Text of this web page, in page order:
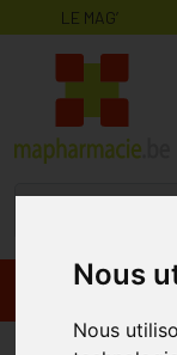
Nous
Nous
LE MAG’
Promos